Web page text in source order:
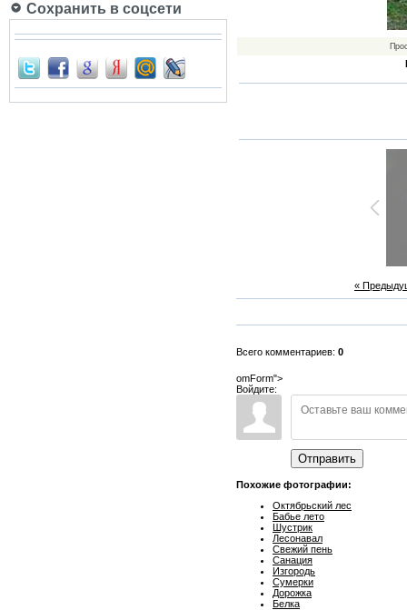
Сохранить в соцсети
«
Всего комментариев: 0
omForm">
Войдите:
Отправить
Похожие фотографии:
Октябрьский лес
Бабье лето
Шустрик
Лесонавал
Свежий пень
Санация
Изгородь
Сумерки
Дорожка
Белка